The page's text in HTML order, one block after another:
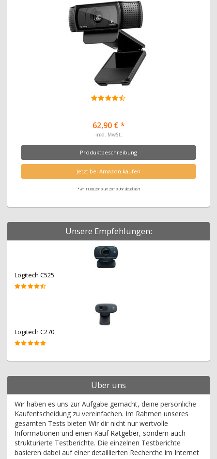
62,90 € *
inkl. MwSt.
Produktbeschreibung
Jetzt bei Amazon kaufen
* am 11.08.2019 um 20:13 Uhr aktualisiert
Unsere Empfehlungen:
Logitech C525
Logitech C270
Über uns
Wir haben es uns zur Aufgabe gemacht, deine persönliche
Kaufentscheidung zu vereinfachen. Im Rahmen unseres
gesamten Tests bieten Wir dir nicht nur wertvolle
Informationen und einen Kauf Ratgeber, sondern auch
strukturierte Testberichte. Die einzelnen Testberichte
basieren dabei auf einer detaillierten Recherche im Internet